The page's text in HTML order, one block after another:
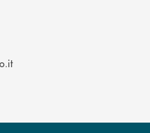
(si apre l’app di posta